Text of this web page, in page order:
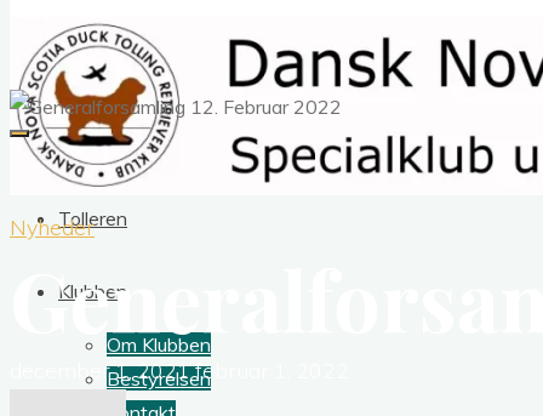
Tolleren
Klubben
Om Klubben
Bestyrelsen
Nyheder
december 1, 2021februar 1, 2022